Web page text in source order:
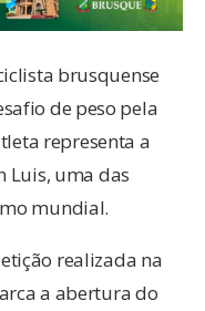
brusquense
de peso pela
representa a
Luis, uma das
mundial.
realizada na
a abertura do